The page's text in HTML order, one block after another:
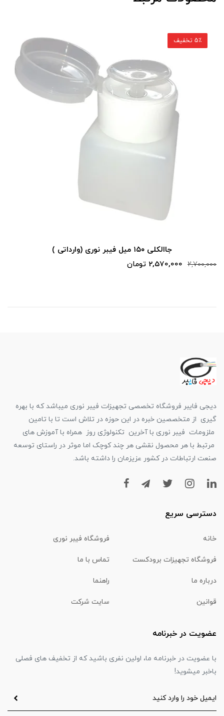
جاالکلی ۱۵۰ میل فیبر نوری (وارداتی )
2,700,000 2,570,000 تومان
5٪ تخفیف
دیجی فایبر فروشگاه تخصصی تجهیزات فیبر نوری میباشد که با بهره
گیری از متخصصین خبره در این حوزه در تلاش است تا با تامین
ملزومات فیبر نوری با آخرین تکنولوژی روز همراه با آموزش های
مرتبط با هر محصول نقشی هر چند کوچک اما موثر در راستای توسعه
صنعت ارتباطات در کشور عزیزمان را داشته باشد.
دسترسی سریع
خانه فروشگاه فیبر نوری
فروشگاه تجهیزات برودکست تماس با ما
درباره ما راهنما
قوانین سایت شرکت
عضویت در خبرنامه
با عضویت در خبرنامه ما، اولین نفری باشید که از تخفیف های فصلی
باخبر میشوید!